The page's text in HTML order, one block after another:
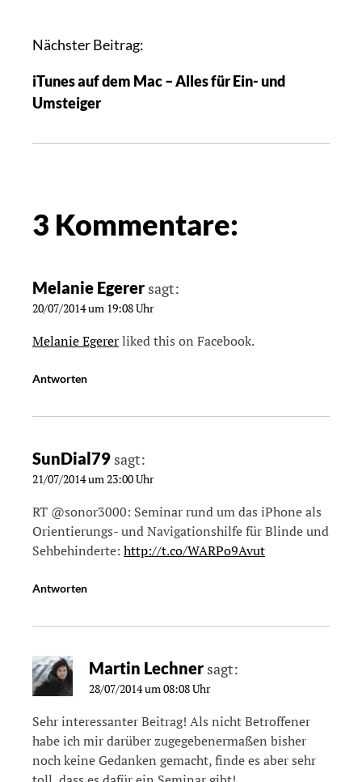
Nächster Beitrag:
iTunes auf dem Mac – Alles für Ein- und
Umsteiger
3 Kommentare:
Melanie Egerer sagt:
20/07/2014 um 19:08 Uhr
Melanie Egererliked this on Facebook.
Antworten
SunDial79 sagt:
21/07/2014 um 23:00 Uhr
RT @sonor3000: Seminar rund um das iPhone als
Orientierungs- und Navigationshilfe für Blinde und
Sehbehinderte: http://t.co/WARPo9Avut
Antworten
Martin Lechner sagt:
28/07/2014 um 08:08 Uhr
Sehr interessanter Beitrag! Als nicht Betroffener
habe ich mir darüber zugegebenermaßen bisher
noch keine Gedanken gemacht, finde es aber sehr